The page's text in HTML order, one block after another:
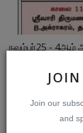
Join our
and
நவம்பர்25 - 4ஆம்